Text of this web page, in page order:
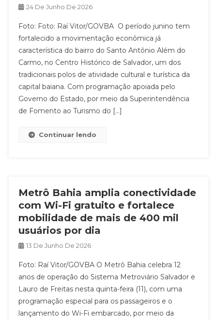
24 De Junho De 2026
Foto: Foto: Raí Vitor/GOVBA O período junino tem
fortalecido a movimentação econômica já
característica do bairro do Santo Antônio Além do
Carmo, no Centro Histórico de Salvador, um dos
tradicionais polos de atividade cultural e turística da
capital baiana. Com programação apoiada pelo
Governo do Estado, por meio da Superintendência
de Fomento ao Turismo do […]
Continuar lendo
Metrô Bahia amplia conectividade
com Wi-Fi gratuito e fortalece
mobilidade de mais de 400 mil
usuários por dia
13 De Junho De 2026
Foto: Raí Vitor/GOVBA O Metrô Bahia celebra 12
anos de operação do Sistema Metroviário Salvador e
Lauro de Freitas nesta quinta-feira (11), com uma
programação especial para os passageiros e o
lançamento do Wi-Fi embarcado, por meio da